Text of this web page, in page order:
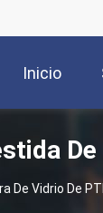
Inicio
De Vidrio De